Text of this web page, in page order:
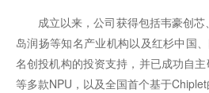
成立以来，公司获得包括韦豪创
岛润扬等知名产业机构以及红杉中国
名创投机构的投资支持，并已成功自主
等多款NPU，以及全国首个基于Chiplet